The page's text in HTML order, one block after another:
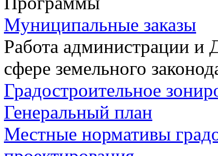
Муниципальные заказы
Работа администрации и
сфере земельного
Градостроительное
Генеральный план
Местные нормативы